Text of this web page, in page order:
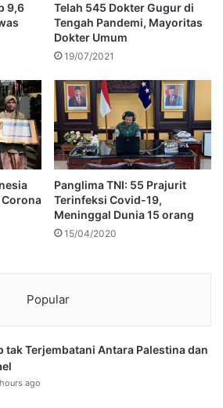
9,6
Telah 545 Dokter Gugur di
Tengah Pandemi, Mayoritas
Dokter Umum
19/07/2021
Panglima TNI: 55 Prajurit
Terinfeksi Covid-19,
Meninggal Dunia 15 orang
15/04/2020
Popular
tak Terjembatani Antara Palestina dan
ago